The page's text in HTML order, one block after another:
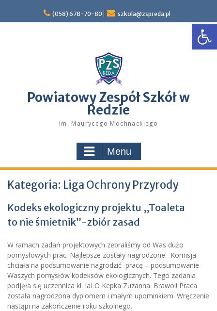
content
(058) 678-70-80 szkola@zspreda.pl
Powiatowy Zespół Szkół w
Redzie
im. Maurycego Mochnackiego
Menu
Kategoria: Liga Ochrony Przyrody
Kodeks ekologiczny projektu ,,Toaleta
to nie śmietnik”-zbiór zasad
W ramach zadań projektowych zebraliśmy od Was dużo
pomysłowych prac. Najlepsze zostały nagrodzone. Komisja
chciała na podsumowanie nagrodzić pracę – podsumowanie
Waszych pomysłów kodeksów ekologicznych. Tego zadania
podjęła się uczennica kl. IaLO Kepka Zuzanna. Brawo!! Praca
została nagrodzona dyplomem i małym upominkiem. Wręczenie
nastąpi na zakończenie roku szkolnego.